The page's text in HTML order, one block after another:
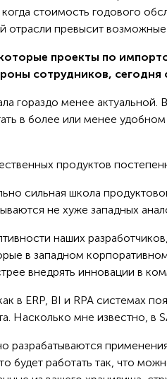
стоимость годового
отрасли превысит
проекты по
сотрудников, сегодня
гораздо менее
в более или менее
продуктов
сильная школа
не хуже западных
наших
в западном
внедрять инновации в
в ERP, BI и RPA системах
Насколько мне известно, в
разрабатываются
будет работать так, что